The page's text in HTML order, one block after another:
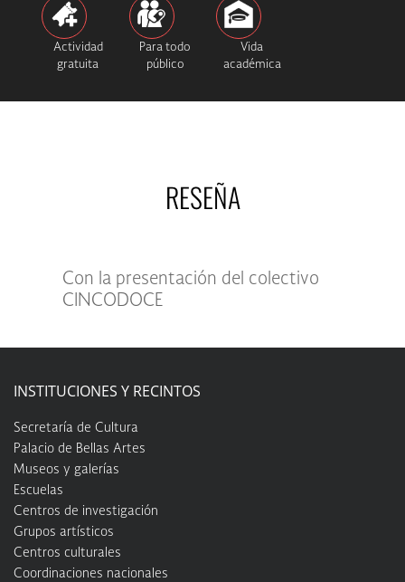
Actividad
gratuita
Para todo
público
Vida
académica
RESEÑA
Con la presentación del colectivo
CINCODOCE
INSTITUCIONES Y RECINTOS
Secretaría de Cultura
Palacio de Bellas Artes
Museos y galerías
Escuelas
Centros de investigación
Grupos artísticos
Centros culturales
Coordinaciones nacionales